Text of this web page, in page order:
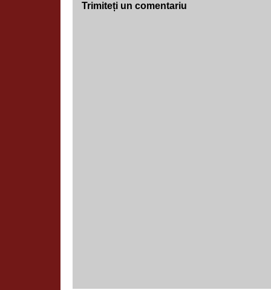
Trimiteți un comentariu